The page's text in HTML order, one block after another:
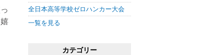
全日本高等学校ゼロハンカー大会
一覧を見る
カテゴリー